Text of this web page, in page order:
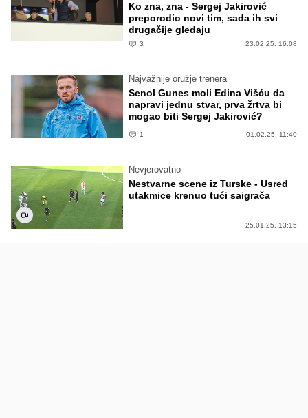
Ko zna, zna - Sergej Jakirović
preporodio novi tim, sada ih svi
drugačije gledaju
3 23.02.25. 16:08
Najvažnije oružje trenera
Senol Gunes moli Edina Višću da
napravi jednu stvar, prva žrtva bi
mogao biti Sergej Jakirović?
1 01.02.25. 11:40
Nevjerovatno
Nestvarne scene iz Turske - Usred
utakmice krenuo tući saigrača
25.01.25. 13:15